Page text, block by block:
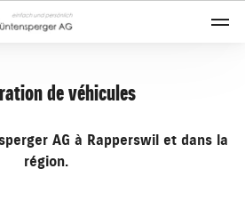
de véhicules
AG à Rapperswil et dans la
région.